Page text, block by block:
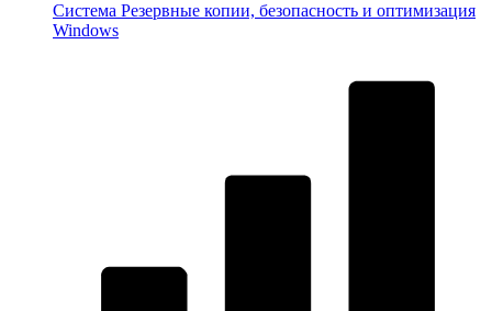
Система Резервные копии, безопасность и оптимизация
Windows